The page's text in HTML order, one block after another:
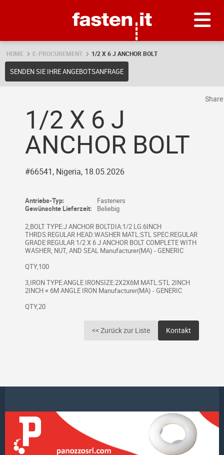
HOME E-PROCUREMENT 1/2 X 6 J ANCHOR BOLT
SENDEN SIE IHRE ANGEBOTSANFRAGE
1/2 X 6 J
ANCHOR BOLT
#66541, Nigeria, 18.05.2026
Antriebs-Typ:
Fasteners
Gewünschte Lieferzeit:
Beliebig
2,BOLT TYPE:J ANCHOR BOLTDIA:1/2 LG:6INCH
THRDS:REGULAR HEAD:WASHER MATL:STL SPEC:REGULAR
GRADE:REGULAR 1/2 X 6 J ANCHOR BOLT COMPLETE WITH
WASHER, NUT, AND SEAL Manufacturer(MA) - GENERIC
QTY,100
3,IRON TYPE:ANGLE IRONSIZE:2X2X6M MATL:STL 2INCH
2INCH × 6M ANGLE IRON Manufacturer(MA) - GENERIC
QTY,20
<< Zurück zur Liste Kontakt
Share